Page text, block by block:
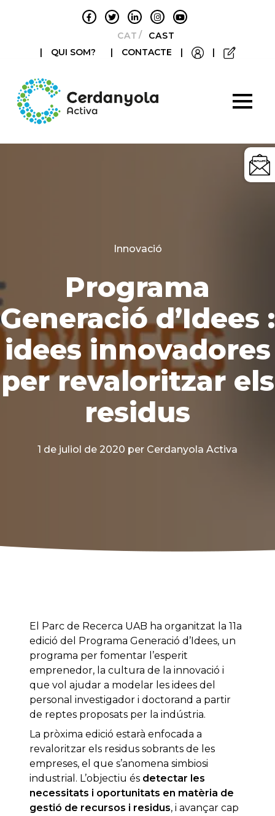
CATALÀCASTELLANO
|
QUI SOM? | CONTACTE | |
Categories
Innovació
Programa
Generació d’Idees :
idees innovadores
per revaloritzar els
residus
1 de juliol de 2020 per Cerdanyola Activa
El Parc de Recerca UAB ha organitzat la 11a
edició del Programa Generació d’Idees, un
programa per fomentar l’esperit
emprenedor, la cultura de la innovació i
que vol ajudar a modelar les idees del
personal investigador i doctorand a partir
de reptes proposats per la indústria.
La pròxima edició estarà enfocada a
revaloritzar els residus sobrants de les
empreses, el que s’anomena simbiosi
industrial. L’objectiu és detectar les
necessitats i oportunitats en matèria de
gestió de recursos i residus, i avançar cap